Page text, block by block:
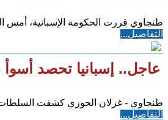
طنجاوي قررت الحكومة الإسبانية،
التفاصيل...
عاجل.. إسبانيا تحصد أسوأ حصيلة يومية
طنجاوي - غزلان الحوزي كشفت السلطات الصحية بإسبانيا، إنه تم
التفاصيل...